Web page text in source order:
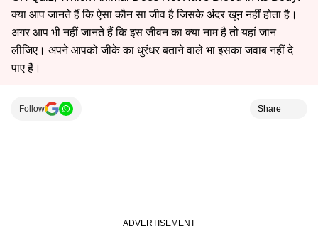
क्या आप जानते हैं कि ऐसा कौन सा जीव है जिसके अंदर खून नहीं होता है।
अगर आप भी नहीं जानते हैं कि इस जीवन का क्या नाम है तो यहां जान
लीजिए। अपने आपको जीके का धुरंधर बताने वाले भा इसका जवाब नहीं दे
पाए हैं।
Follow Share